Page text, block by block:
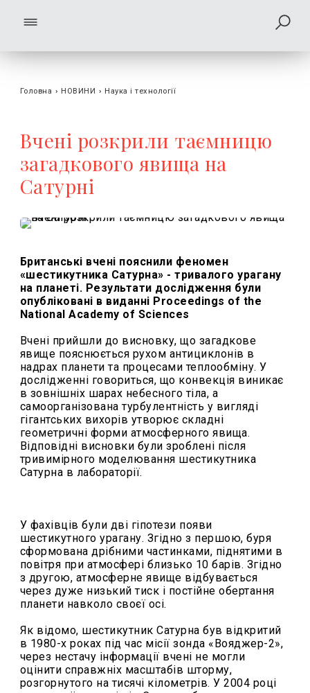
Головна › НОВИНИ › Наука і технології
Вчені розкрили таємницю
загадкового явища на
Сатурні
Британські вчені пояснили феномен
«шестикутника Сатурна» - тривалого урагану
на планеті. Результати дослідження були
опубліковані в виданні Proceedings of the
National Academy of Sciences
Вчені прийшли до висновку, що загадкове
явище пояснюється рухом антициклонів в
надрах планети та процесами теплообміну. У
дослідженні говориться, що конвекція виникає
в зовнішніх шарах небесного тіла, а
самоорганізована турбулентність у вигляді
гігантських вихорів утворює складні
геометричні форми атмосферного явища.
Відповідні висновки були зроблені після
тривимірного моделювання шестикутника
Сатурна в лабораторії.
У фахівців були дві гіпотези появи
шестикутного урагану. Згідно з першою, буря
сформована дрібними частинками, піднятими в
повітря при атмосфері близько 10 барів. Згідно
з другою, атмосферне явище відбувається
через дуже низький тиск і постійне обертання
планети навколо своєї осі.
Як відомо, шестикутник Сатурна був відкритий
в 1980-х роках під час місії зонда «Вояджер-2»,
через нестачу інформації вчені не могли
оцінити справжніх масштабів шторму,
розгорнутого на тисячі кілометрів. У 2004 році